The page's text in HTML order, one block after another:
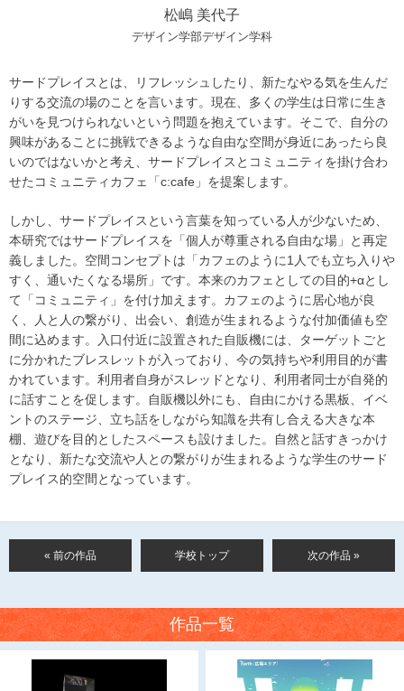
松嶋 美代子
デザイン学部デザイン学科
サードプレイスとは、リフレッシュしたり、新たなやる気を生んだ
りする交流の場のことを言います。現在、多くの学生は日常に生き
がいを見つけられないという問題を抱えています。そこで、自分の
興味があることに挑戦できるような自由な空間が身近にあったら良
いのではないかと考え、サードプレイスとコミュニティを掛け合わ
せたコミュニティカフェ「c:cafe」を提案します。
しかし、サードプレイスという言葉を知っている人が少ないため、
本研究ではサードプレイスを「個人が尊重される自由な場」と再定
義しました。空間コンセプトは「カフェのように1人でも立ち入りや
すく、通いたくなる場所」です。本来のカフェとしての目的+αとし
て「コミュニティ」を付け加えます。カフェのように居心地が良
く、人と人の繋がり、出会い、創造が生まれるような付加価値も空
間に込めます。入口付近に設置された自販機には、ターゲットごと
に分かれたブレスレットが入っており、今の気持ちや利用目的が書
かれています。利用者自身がスレッドとなり、利用者同士が自発的
に話すことを促します。自販機以外にも、自由にかける黒板、イベ
ントのステージ、立ち話をしながら知識を共有し合える大きな本
棚、遊びを目的としたスペースも設けました。自然と話すきっかけ
となり、新たな交流や人との繋がりが生まれるような学生のサード
プレイス的空間となっています。
« 前の作品 学校トップ 次の作品 »
作品一覧